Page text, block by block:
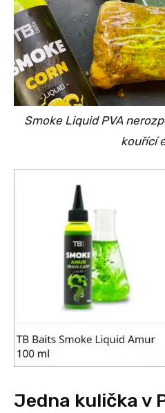
Smoke Liquid PVA
kouřící
Jedna kulička v